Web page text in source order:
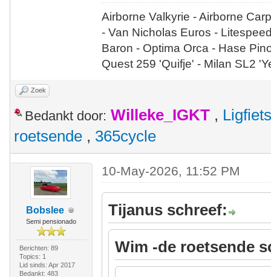
Airborne Valkyrie - Airborne
- Van Nicholas Euros -
Baron - Optima Orca - Hase
Quest 259 'Quifje' - Milan SL2
Zoek
Bedankt door: Willeke_IGKT ,
roetsende , 365cycle
Bobslee
Semi pensionado
Berichten: 89
Topics: 1
Lid sinds: Apr 2017
Bedankt: 483
10-May-2026, 11:52 PM
Tijanus schreef:
Wim -de roetsende